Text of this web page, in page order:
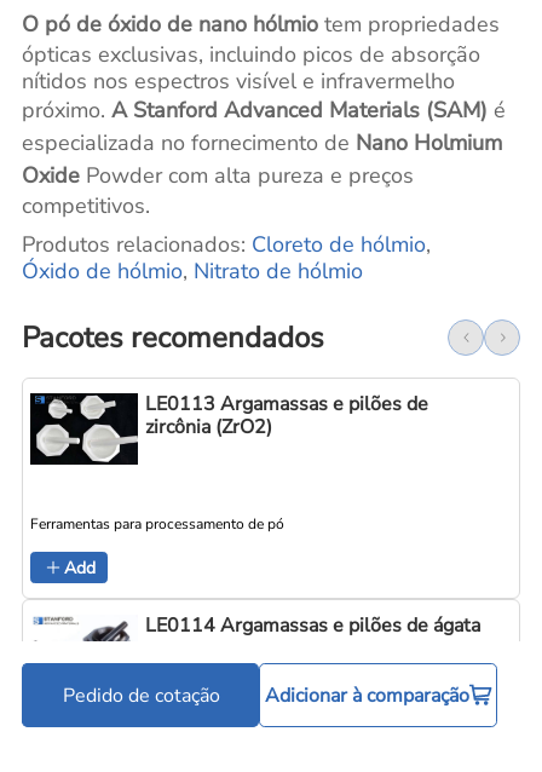
O pó de óxido de nano hólmiotem propriedades
ópticas exclusivas, incluindo picos de absorção
nítidos nos espectros visível e infravermelho
próximo. A Stanford Advanced Materials (SAM) é
especializada no fornecimento de Nano Holmium
OxidePowder com alta pureza e preços
competitivos.
Produtos relacionados: Cloreto de hólmio,
Óxido de hólmio, Nitrato de hólmio
Pacotes recomendados
LE0113 Argamassas e pilões de
zircônia (ZrO2)
Ferramentas para processamento de pó
Add
LE0114 Argamassas e pilões de ágata
Pedido de cotação Adicionar à comparação